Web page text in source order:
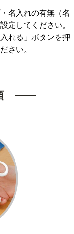
名入れの有無（名
定してください。
れる」ボタンを押
さい。